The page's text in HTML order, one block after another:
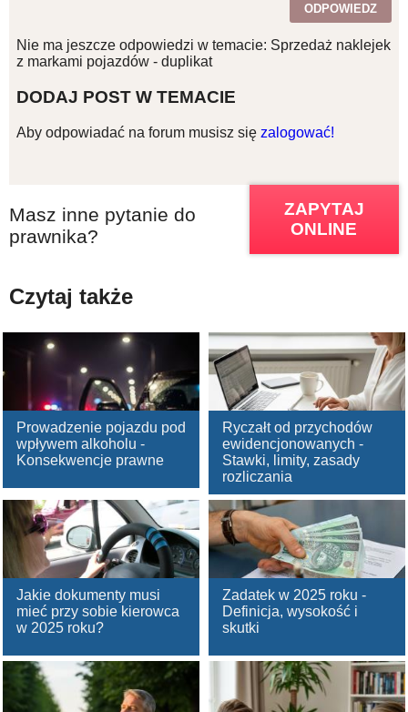
ODPOWIEDZ
Nie ma jeszcze odpowiedzi w temacie: Sprzedaż naklejek
z markami pojazdów - duplikat
DODAJ POST W TEMACIE
Aby odpowiadać na forum musisz się zalogować!
Masz inne pytanie do
prawnika?
ZAPYTAJ
ONLINE
Czytaj także
Prowadzenie pojazdu pod
wpływem alkoholu -
Konsekwencje prawne
Ryczałt od przychodów
ewidencjonowanych -
Stawki, limity, zasady
rozliczania
Jakie dokumenty musi
mieć przy sobie kierowca
w 2025 roku?
Zadatek w 2025 roku -
Definicja, wysokość i
skutki